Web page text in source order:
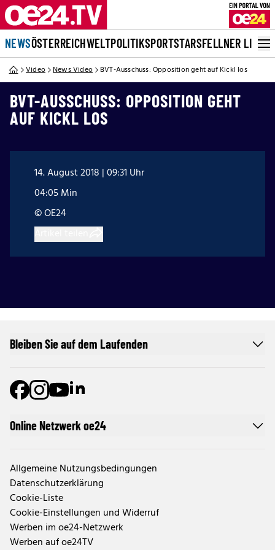
NEWSÖSTERREICHWELTPOLITIKSPORTSTARSFELLNER LIVE
Video News Video BVT-Ausschuss: Opposition geht auf Kickl los
BVT-AUSSCHUSS: OPPOSITION GEHT
AUF KICKL LOS
14. August 2018 | 09:31 Uhr
04:05 Min
© OE24
Online Netzwerk oe24
Allgemeine Nutzungsbedingungen
Datenschutzerklärung
Cookie-Liste
Cookie-Einstellungen und Widerruf
Werben im oe24-Netzwerk
Werben auf oe24TV
Bleiben Sie auf dem Laufenden